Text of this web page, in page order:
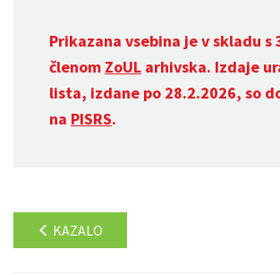
Prikazana vsebina je v skladu s
členom ZoUL arhivska. Izdaje
lista, izdane po 28.2.2026, so
na PISRS.
KAZALO